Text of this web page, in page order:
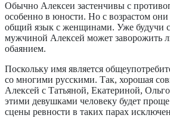
Обычно Алексеи застенчивы с
особенно в юности. Но с возрастом они
общий язык с женщинами. Уже будучи
мужчиной Алексей может заворожить
обаянием.
Поскольку имя является
со многими русскими. Так, хорошая
Алексей с Татьяной, Екатериной,
этими девушками человеку будет
сцены ревности в таких парах